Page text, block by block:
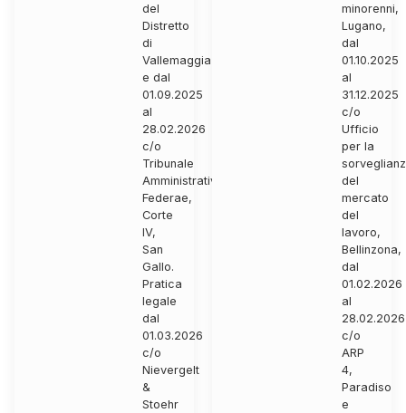
del
Distretto
di
Vallemaggia
e dal
01.09.2025
al
28.02.2026
c/o
Tribunale
Amministrativo
Federae,
Corte
IV,
San
Gallo.
Pratica
legale
dal
01.03.2026
c/o
Nievergelt
&
Stoehr
minorenni,
Lugano,
dal
01.10.2025
al
31.12.2025
c/o
Ufficio
per la
del
mercato
del
lavoro,
Bellinzona,
dal
01.02.2026
al
28.02.2026
c/o
ARP
4,
Paradiso
e